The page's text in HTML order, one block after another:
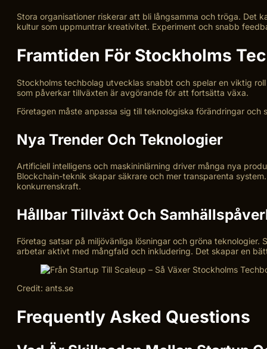
Stora organisationer riskerar att bli långsamma och tröga. Det
kultur som uppmuntrar kreativitet. Experiment och snabb
Framtiden För Stockholms
Stockholms techbolag utvecklas snabbt och spelar en viktig
som påverkar tillväxten är avgörande för att fortsätta växa.
Företagen måste anpassa sig till teknologiska förändringar
Nya Trender Och Teknologier
Artificiell intelligens och maskininlärning driver många nya
Blockchain-teknik skapar säkrare och mer transparenta
konkurrenskraft.
Hållbar Tillväxt Och
Företag satsar på miljövänliga lösningar och gröna
arbetar aktivt med mångfald och inkludering. Det skapar en
Credit: ants.se
Frequently Asked Questions